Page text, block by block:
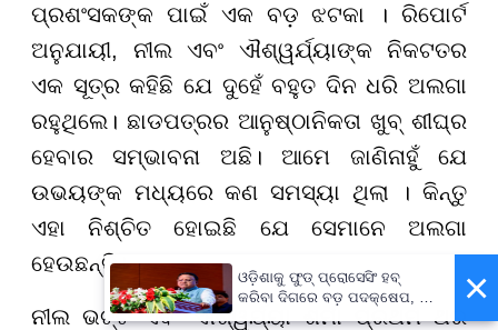
ପ୍ରଶଂସକଙ୍କ ପାଇଁ ଏକ ବଡ଼ ଝଟକା । ରିପୋର୍ଟ
ଅନୁଯାୟୀ, ନୀଲ ଏବଂ ଐଶ୍ୱର୍ଯ୍ୟାଙ୍କ ନିକଟତର
ଏକ ସୂତ୍ର କହିଛି ଯେ ଦୁହେଁ ବହୁତ ଦିନ ଧରି ଅଲଗା
ରହୁଥିଲେ। ଛାଡପତ୍ରର ଆନୁଷ୍ଠାନିକତା ଖୁବ୍ ଶୀଘ୍ର
ହେବାର ସମ୍ଭାବନା ଅଛି। ଆମେ ଜାଣିନାହୁଁ ଯେ
ଉଭୟଙ୍କ ମଧ୍ୟରେ କଣ ସମସ୍ୟା ଥିଲା । କିନ୍ତୁ
ଏହା ନିଶ୍ଚିତ ହୋଇଛି ଯେ ସେମାନେ ଅଲଗା
ହେଉଛନ୍ତି।
ନୀଲ ଭଟ୍ଟ ଏବଂ ଐଶ୍ୱର୍ଯ୍ୟା ଶର୍ମା ପ୍ରଥମ ଥର
×
ଓଡ଼ିଶାକୁ ଫୁଡ୍ ପ୍ରୋସେସିଂ ହବ୍
କରିବା ଦିଗରେ ବଡ଼ ପଦକ୍ଷେପ, ୪୨
ହଜାରରୁ ଅଧିକ ନିଯୁକ୍ତି ସୁଯୋଗ